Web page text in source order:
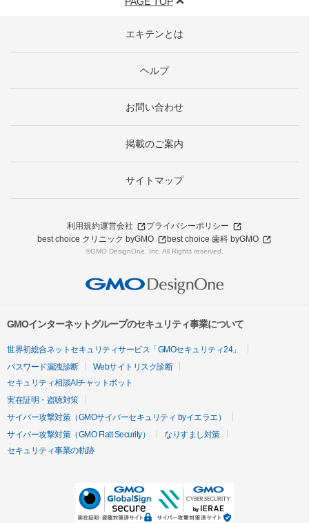
エキテンとは
ヘルプ
お問い合わせ
掲載のご案内
サイトマップ
利用規約運営会社
プライバシーポリシー
best choice クリニック byGMO
best choice 歯科 byGMO
©GMO DesignOne, Inc. All Rights reserved.
GMOインターネットグループのセキュリティ事業について
世界初総合ネットセキュリティサービス「GMOセキュリティ24」
パスワード漏洩診断
Webサイトリスク診断
セキュリティ相談AIチャットボット
実在証明・盗聴対策
サイバー攻撃対策（GMOサイバーセキュリティ byイエラエ）
サイバー攻撃対策（GMO Flatt Security）
なりすまし対策
セキュリティ事業の軌跡